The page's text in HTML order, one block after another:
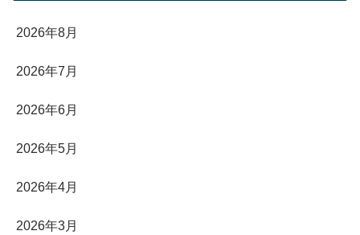
2026年8月
2026年7月
2026年6月
2026年5月
2026年4月
2026年3月